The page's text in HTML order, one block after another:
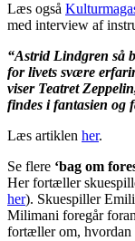
Læs også
med interview af
“Astrid Lindgren så
for livets svære
viser Teatret
findes i fantasien og
Læs artiklen her.
Se flere ‘bag om
Her fortæller
her). Skuespiller
Milimani foregår
fortæller om, hvordan